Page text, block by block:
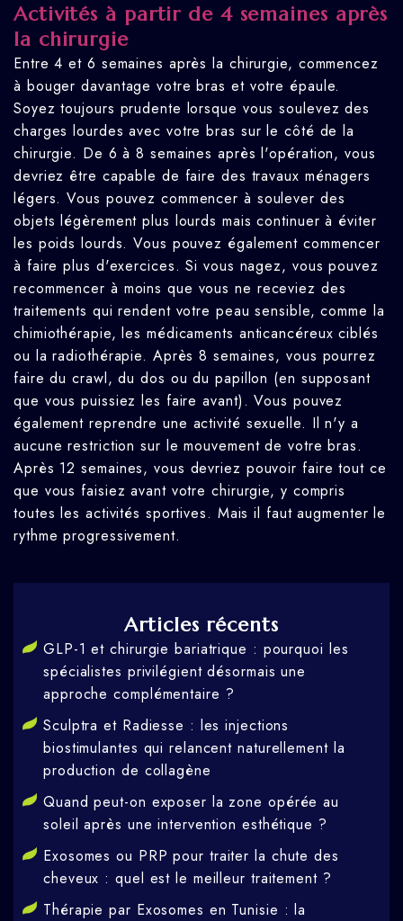
Activités à partir de 4 semaines après
la chirurgie
Entre 4 et 6 semaines après la chirurgie, commencez
à bouger davantage votre bras et votre épaule.
Soyez toujours prudente lorsque vous soulevez des
charges lourdes avec votre bras sur le côté de la
chirurgie. De 6 à 8 semaines après l'opération, vous
devriez être capable de faire des travaux ménagers
légers. Vous pouvez commencer à soulever des
objets légèrement plus lourds mais continuer à éviter
les poids lourds. Vous pouvez également commencer
à faire plus d'exercices. Si vous nagez, vous pouvez
recommencer à moins que vous ne receviez des
traitements qui rendent votre peau sensible, comme la
chimiothérapie, les médicaments anticancéreux ciblés
ou la radiothérapie. Après 8 semaines, vous pourrez
faire du crawl, du dos ou du papillon (en supposant
que vous puissiez les faire avant). Vous pouvez
également reprendre une activité sexuelle. Il n'y a
aucune restriction sur le mouvement de votre bras.
Après 12 semaines, vous devriez pouvoir faire tout ce
que vous faisiez avant votre chirurgie, y compris
toutes les activités sportives. Mais il faut augmenter le
rythme progressivement.
Articles récents
GLP-1 et chirurgie bariatrique : pourquoi les
spécialistes privilégient désormais une
approche complémentaire ?
Sculptra et Radiesse : les injections
biostimulantes qui relancent naturellement la
production de collagène
Quand peut-on exposer la zone opérée au
soleil après une intervention esthétique ?
Exosomes ou PRP pour traiter la chute des
cheveux : quel est le meilleur traitement ?
Thérapie par Exosomes en Tunisie : la